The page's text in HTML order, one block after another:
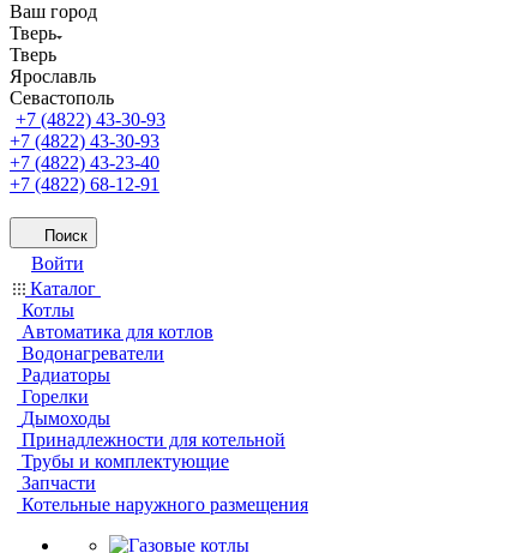
Ваш город
Тверь
Тверь
Ярославль
Севастополь
+7 (4822) 43-30-93
+7 (4822) 43-30-93
+7 (4822) 43-23-40
+7 (4822) 68-12-91
Поиск
Войти
Каталог
Котлы
Автоматика для котлов
Водонагреватели
Радиаторы
Горелки
Дымоходы
Принадлежности для котельной
Трубы и комплектующие
Запчасти
Котельные наружного размещения